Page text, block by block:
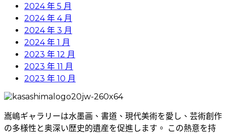
2024 年 5 月
2024 年 4 月
2024 年 3 月
2024 年 1 月
2023 年 12 月
2023 年 11 月
2023 年 10 月
嵩嶋ギャラリーは水墨画、書道、現代美術を愛し、芸術創作
の多様性と奥深い歴史的遺産を促進します。 この熱意を持